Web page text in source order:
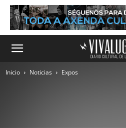
Inicio Noticias Expos